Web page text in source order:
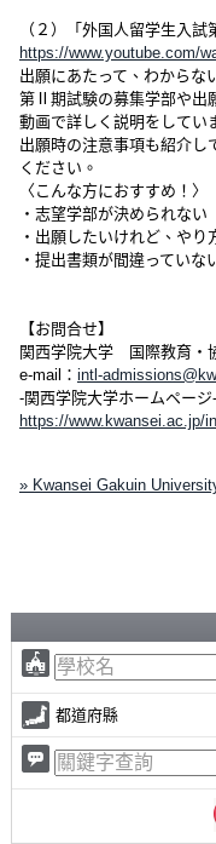
（２）「外国人留学生入
https://www.youtube.com/
出願にあたって、わからな
第Ⅱ期試験の募集学部や出
動画で詳しく説明をしてい
出願時の注意事項も紹介し
ください。
〈こんな方におすすめ！〉
・志望学部が決められない
・出願したいけれど、やり
・提出書類が間違っていな
【お問合せ】
関西学院大学 国際教育・
e-mail： intl-
-関西学院大学ホームページ-
https://www.kwansei.ac.jp/
» Kwansei Gakuin
都道府縣